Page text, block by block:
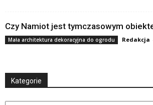
Czy Namiot jest tymczasowym
Mała architektura dekoracyjna do ogrodu Redakcja
Kategorie
Kategorie